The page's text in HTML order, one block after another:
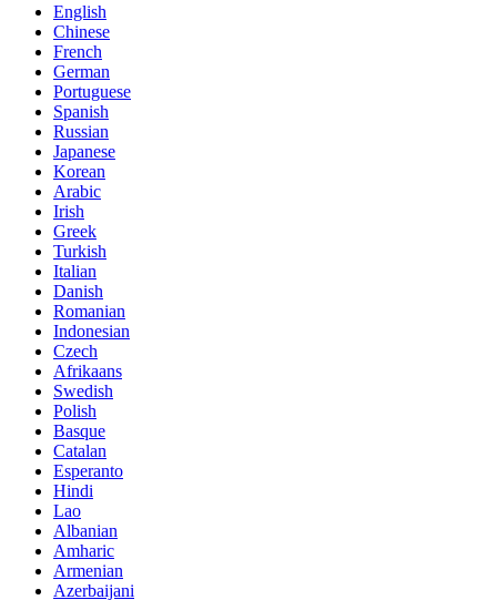
English
Chinese
French
German
Portuguese
Spanish
Russian
Japanese
Korean
Arabic
Irish
Greek
Turkish
Italian
Danish
Romanian
Indonesian
Czech
Afrikaans
Swedish
Polish
Basque
Catalan
Esperanto
Hindi
Lao
Albanian
Amharic
Armenian
Azerbaijani